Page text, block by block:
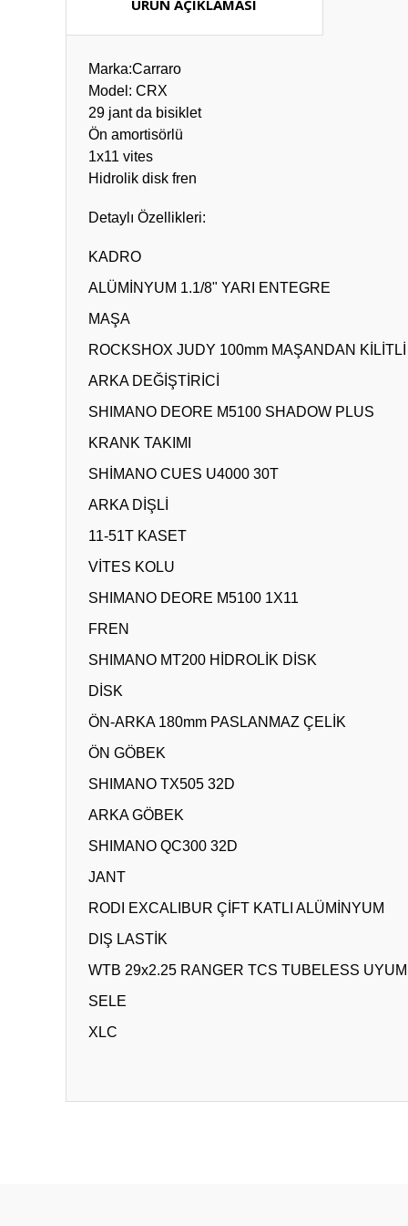
ÜRÜN AÇIKLAMASI
Marka:Carraro
Model: CRX
29 jant da bisiklet
Ön amortisörlü
1x11 vites
Hidrolik disk fren
Detaylı Özellikleri:
KADRO
ALÜMİNYUM 1.1/8" YARI ENTEGRE
MAŞA
ROCKSHOX JUDY 100mm MAŞANDAN KİLİTLİ
ARKA DEĞİŞTİRİCİ
SHIMANO DEORE M5100 SHADOW PLUS
KRANK TAKIMI
SHİMANO CUES U4000 30T
ARKA DİŞLİ
11-51T KASET
VİTES KOLU
SHIMANO DEORE M5100 1X11
FREN
SHIMANO MT200 HİDROLİK DİSK
DİSK
ÖN-ARKA 180mm PASLANMAZ ÇELİK
ÖN GÖBEK
SHIMANO TX505 32D
ARKA GÖBEK
SHIMANO QC300 32D
JANT
RODI EXCALIBUR ÇİFT KATLI ALÜMİNYUM
DIŞ LASTİK
WTB 29x2.25 RANGER TCS TUBELESS
SELE
XLC